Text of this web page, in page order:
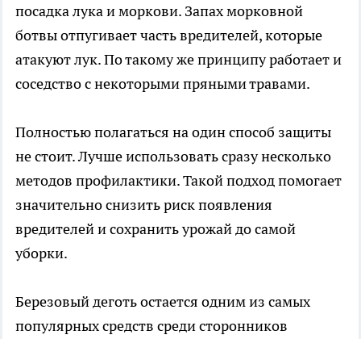
посадка лука и моркови. Запах морковной
ботвы отпугивает часть вредителей, которые
атакуют лук. По такому же принципу работает и
соседство с некоторыми пряными травами.
Полностью полагаться на один способ защиты
не стоит. Лучше использовать сразу несколько
методов профилактики. Такой подход помогает
значительно снизить риск появления
вредителей и сохранить урожай до самой
уборки.
Березовый деготь остается одним из самых
популярных средств среди сторонников